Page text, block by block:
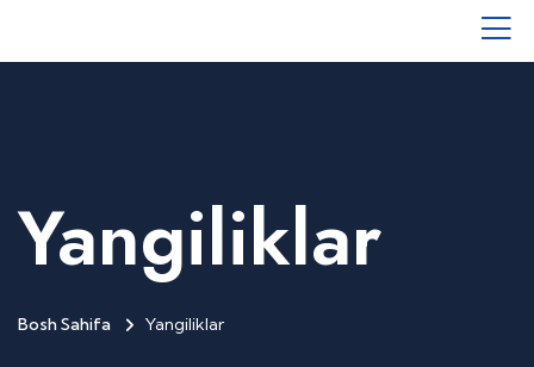
Yangiliklar
Bosh Sahifa Yangiliklar